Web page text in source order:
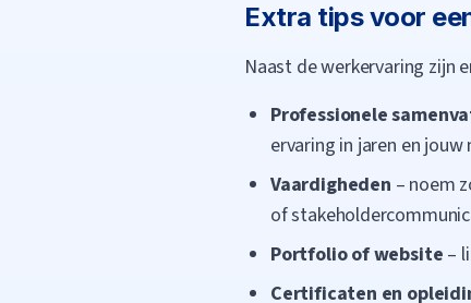
Extra tips voor
Naast de werkervaring zijn
Professionele
ervaring in jaren en
Vaardigheden – noem
of
Portfolio of website –
Certificaten en